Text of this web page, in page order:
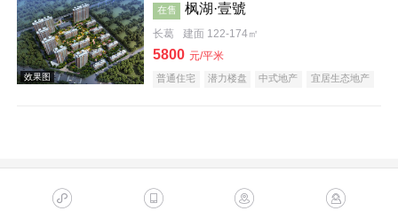
在售 枫湖·壹號
长葛 建面 122-174㎡
5800 元/平米
普通住宅 潜力楼盘 中式地产 宜居生态地产